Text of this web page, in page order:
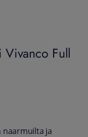
Vivanco Full
naarmuilta ja